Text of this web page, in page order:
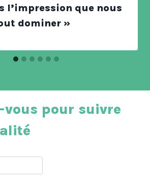
l’impression que nous
dominer »
pour suivre